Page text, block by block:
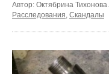
Автор: Октябрина Тихонова.
Расследования Скандалы